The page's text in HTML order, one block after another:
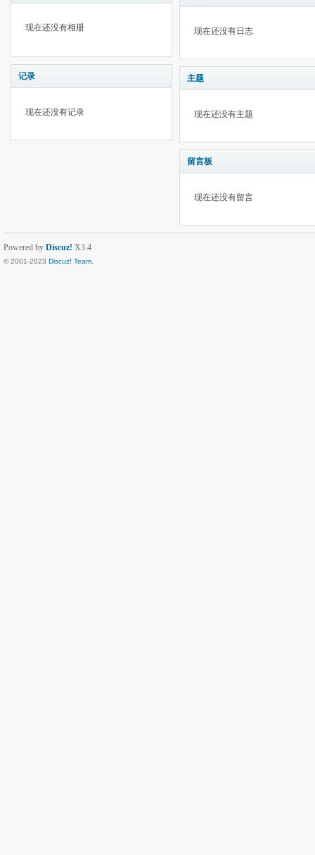
现在还没有相册
记录
现在还没有记录
现在还没有日志
主题
现在还没有主题
留言板
现在还没有留言
Powered by Discuz! X3.4
© 2001-2023 Discuz! Team